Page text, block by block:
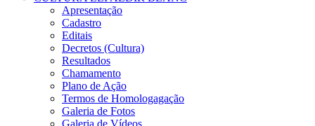
Apresentação
Cadastro
Editais
Decretos (Cultura)
Resultados
Chamamento
Plano de Ação
Termos de Homologagação
Galeria de Fotos
Galeria de Vídeos